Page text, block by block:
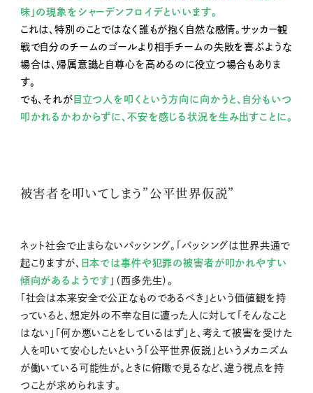
味」の現象をシャーデンフロイデといいます。
これは、特別のことではなく誰もが抱く自然な感情。サッカー観
戦で自分のチームのゴールより相手チームの失敗を喜ぶような
場合は、帰属意識と自尊心を高めるのに役立つ場合もありま
す。
でも、それが 目立つ人を叩くという方向に向かうと、自分もいつ
叩かれるかわからずに、不安を感じる状況を生み出すことに。
被害者を叩いてしまう”公平世界仮説”
ネット社会で止まらないバッシング。「バッシングは世界共通で
起こりますが、
日本では事件や犯罪の被害者が叩かれやすい
傾向があるようです 」（西多先生）。
「社会は本来安全で公正なものであるべき」という価値観を持
っていると、想定外の不幸な目に遭った人に対して「そんなこと
はない」「何か悪いことをしているはず」と、考えて被害を受けた
人を叩いて安心したいという「公平世界仮説」というメカニズム
が働いている可能性が。ときに俯瞰で見るなど、違う視点を持
つことが求められます。